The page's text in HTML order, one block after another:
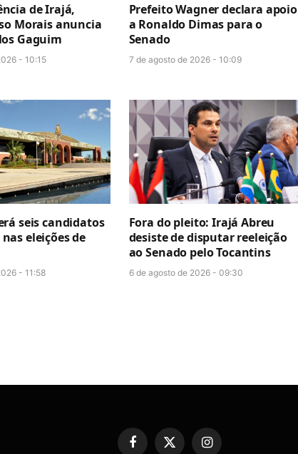
de Irajá,
Morais anuncia
Gaguim
- 10:15
Prefeito Wagner declara apoio
a Ronaldo Dimas para o
Senado
7 de agosto de 2026 - 10:09
seis candidatos
eleições de
- 11:58
Fora do pleito: Irajá Abreu
desiste de disputar reeleição
ao Senado pelo Tocantins
6 de agosto de 2026 - 09:30
Facebook
X Instagram